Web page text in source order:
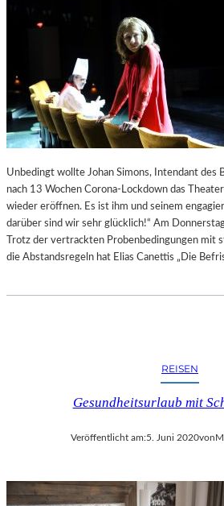
Unbedingt wollte Johan Simons, Intendant des
nach 13 Wochen Corona-Lockdown das
wieder eröffnen. Es ist ihm und seinem
darüber sind wir sehr glücklich!“ Am
Trotz der vertrackten Probenbedingungen mit
die Abstandsregeln hat Elias Canettis „Die
REISEN
Gesundheitsurlaub mit
Veröffentlicht am:5. Juni 2020von